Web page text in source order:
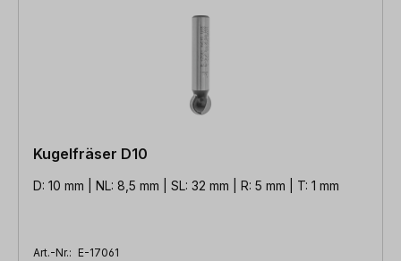
Kugelfräser D10
D: 10 mm | NL: 8,5 mm | SL: 32 mm | R: 5 mm | T: 1 mm
Art.-Nr.: E-17061